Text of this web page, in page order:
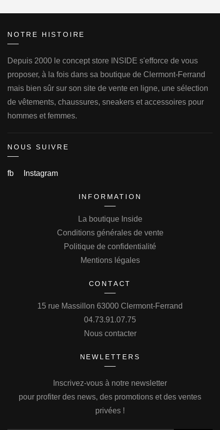
NOTRE HISTOIRE
Depuis 2000 le concept store INSIDE s'efforce de vous
proposer, à la fois dans sa boutique de Clermont-Ferrand
mais bien sûr sur son site de vente en ligne, une sélection
de vêtements, chaussures, sneakers et accessoires pour
hommes et femmes.
NOUS SUIVRE
fb Instagram
INFORMATION
La boutique Inside
Conditions générales de vente
Politique de confidentialité
Mentions légales
CONTACT
15 rue Massillon 63000 Clermont-Ferrand
04.73.91.07.75
Nous contacter
NEWLETTERS
Inscrivez-vous à notre newsletter
pour profiter des news, des promotions et des ventes
privées !